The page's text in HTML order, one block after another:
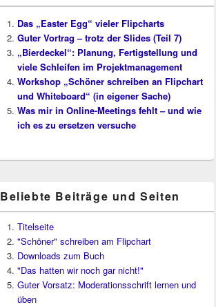
Das „Easter Egg“ vieler Flipcharts
Guter Vortrag – trotz der Slides (Teil 7)
„Bierdeckel“: Planung, Fertigstellung und
viele Schleifen im Projektmanagement
Workshop „Schöner schreiben an Flipchart
und Whiteboard“ (in eigener Sache)
Was mir in Online-Meetings fehlt – und wie
ich es zu ersetzen versuche
Beliebte Beiträge und Seiten
Titelseite
"Schöner" schreiben am Flipchart
Downloads zum Buch
"Das hatten wir noch gar nicht!"
Guter Vorsatz: Moderationsschrift lernen und
üben